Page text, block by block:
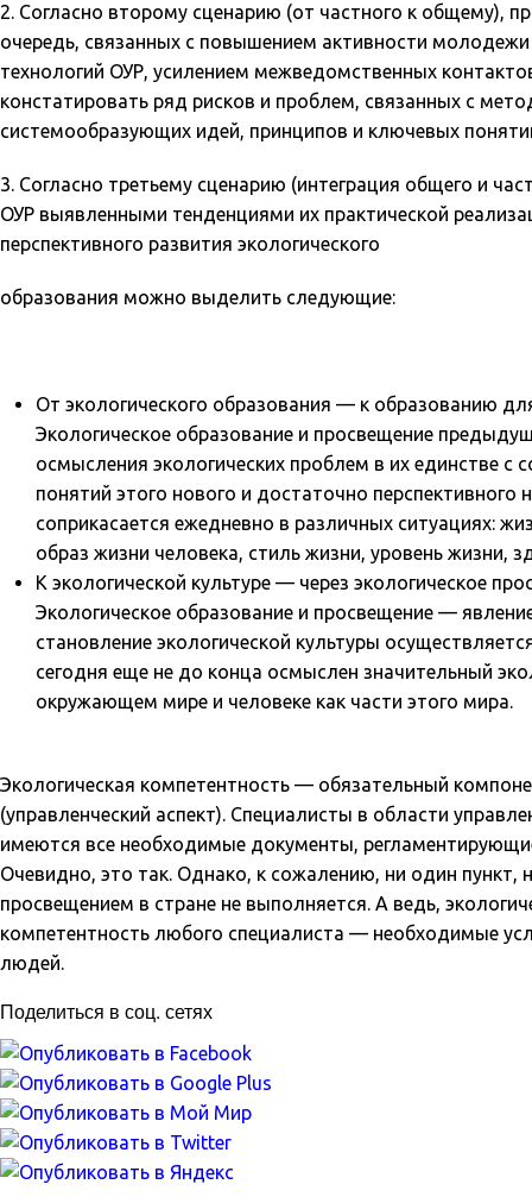
2. Согласно второму сценарию (от частного к общему),
очередь, связанных с повышением активности
технологий ОУР, усилением межведомственных
констатировать ряд рисков и проблем, связанных с
системообразующих идей, принципов и ключевых
3. Согласно третьему сценарию (интеграция общего и
ОУР выявленными тенденциями их практической
перспективного развития экологического
образования можно выделить следующие:
От экологического образования — к образованию
Экологическое образование и просвещение
осмысления экологических проблем в их единстве
понятий этого нового и достаточно
соприкасается ежедневно в различных ситуациях:
образ жизни человека, стиль жизни, уровень жизни,
К экологической культуре — через экологическое
Экологическое образование и просвещение —
становление экологической культуры
сегодня еще не до конца осмыслен значительный
окружающем мире и человеке как части этого мира.
Экологическая компетентность — обязательный
(управленческий аспект). Специалисты в области
имеются все необходимые документы,
Очевидно, это так. Однако, к сожалению, ни один пункт,
просвещением в стране не выполняется. А ведь,
компетентность любого специалиста — необходимые
людей.
Поделиться в соц. сетях